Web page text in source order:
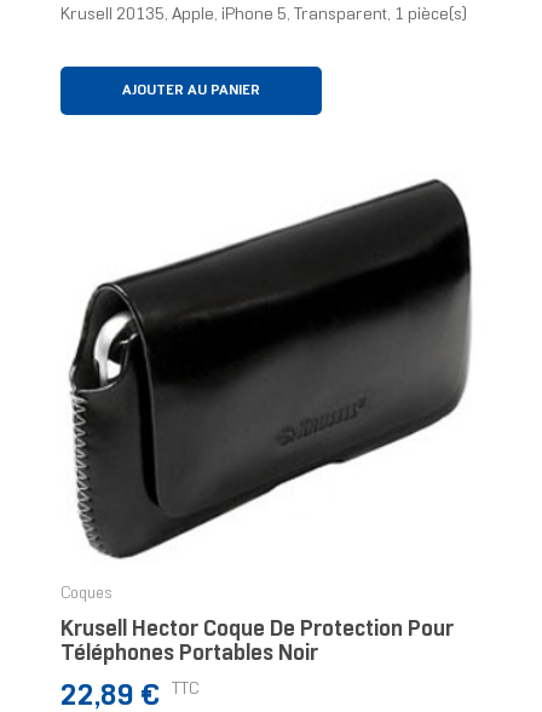
Krusell 20135, Apple, iPhone 5, Transparent, 1 pièce(s)
AJOUTER AU PANIER
Coques
Krusell Hector Coque De Protection Pour
Téléphones Portables Noir
Prix
22,89 € TTC